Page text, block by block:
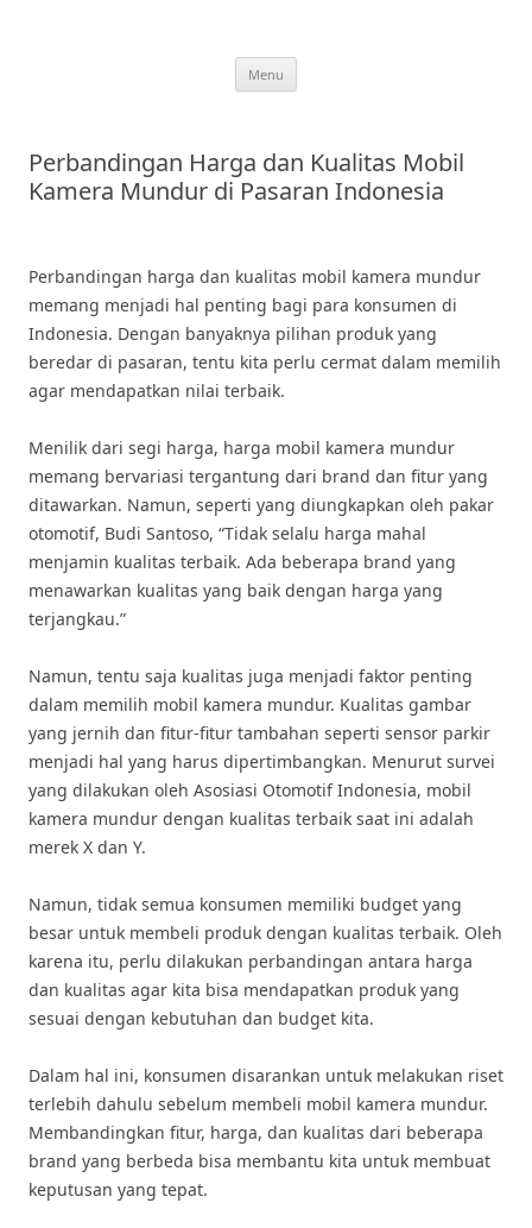
Menu
Perbandingan Harga dan Kualitas Mobil
Kamera Mundur di Pasaran Indonesia
Perbandingan harga dan kualitas mobil kamera mundur
memang menjadi hal penting bagi para konsumen di
Indonesia. Dengan banyaknya pilihan produk yang
beredar di pasaran, tentu kita perlu cermat dalam memilih
agar mendapatkan nilai terbaik.
Menilik dari segi harga, harga mobil kamera mundur
memang bervariasi tergantung dari brand dan fitur yang
ditawarkan. Namun, seperti yang diungkapkan oleh pakar
otomotif, Budi Santoso, “Tidak selalu harga mahal
menjamin kualitas terbaik. Ada beberapa brand yang
menawarkan kualitas yang baik dengan harga yang
terjangkau.”
Namun, tentu saja kualitas juga menjadi faktor penting
dalam memilih mobil kamera mundur. Kualitas gambar
yang jernih dan fitur-fitur tambahan seperti sensor parkir
menjadi hal yang harus dipertimbangkan. Menurut survei
yang dilakukan oleh Asosiasi Otomotif Indonesia, mobil
kamera mundur dengan kualitas terbaik saat ini adalah
merek X dan Y.
Namun, tidak semua konsumen memiliki budget yang
besar untuk membeli produk dengan kualitas terbaik. Oleh
karena itu, perlu dilakukan perbandingan antara harga
dan kualitas agar kita bisa mendapatkan produk yang
sesuai dengan kebutuhan dan budget kita.
Dalam hal ini, konsumen disarankan untuk melakukan riset
terlebih dahulu sebelum membeli mobil kamera mundur.
Membandingkan fitur, harga, dan kualitas dari beberapa
brand yang berbeda bisa membantu kita untuk membuat
keputusan yang tepat.